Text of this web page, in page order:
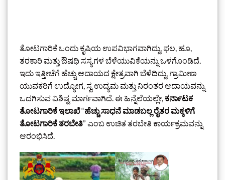
ತೋಟಗಾರಿಕೆ ಒಂದು ಕೃಷಿಯ ಉಪವಿಭಾಗವಾಗಿದ್ದು, ಫಲ, ಹೂ,
ತರಕಾರಿ ಮತ್ತು ಔಷಧಿ ಸಸ್ಯಗಳ ಬೆಳೆಯುವಿಕೆಯನ್ನು ಒಳಗೊಂಡಿದೆ.
ಇದು ಇತ್ತೀಚೆಗೆ ಹೆಚ್ಚು ಆದಾಯದ ಕ್ಷೇತ್ರವಾಗಿ ಬೆಳೆದಿದ್ದು, ಗ್ರಾಮೀಣ
ಯುವಕರಿಗೆ ಉದ್ಯೋಗ, ಸ್ವ ಉದ್ಯಮ ಮತ್ತು ನಿರಂತರ ಆದಾಯವನ್ನು
ಒದಗಿಸುವ ವಿಶಿಷ್ಟ ಮಾರ್ಗವಾಗಿದೆ. ಈ ಹಿನ್ನೆಲೆಯಲ್ಲೇ, ಕರ್ನಾಟಕ
ತೋಟಗಾರಿಕೆ ಇಲಾಖೆ“ಹೆಚ್ಚು ಸಾಧನೆ ಮಾಡಬಲ್ಲ ರೈತರ ಮಕ್ಕಳಿಗೆ
ತೋಟಗಾರಿಕೆ ತರಬೇತಿ” ಎಂಬ ಉಚಿತ ತರಬೇತಿ ಕಾರ್ಯಕ್ರಮವನ್ನು
ಆರಂಭಿಸಿದೆ.